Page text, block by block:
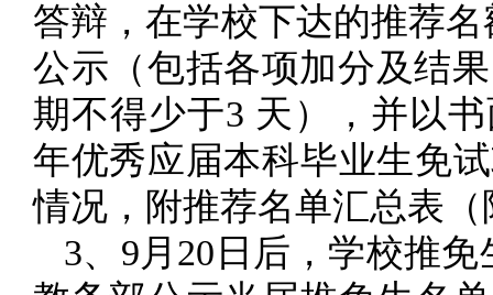
答辩，在学校下达的推荐
公示（包括各项加分及结
期不得少于3 天），并以
年优秀应届本科毕业生免
情况，附推荐名单汇总表
3、9月20日后，学校推